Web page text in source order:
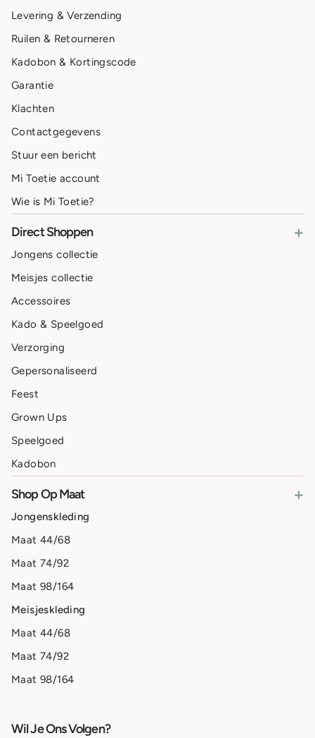
Levering & Verzending
Ruilen & Retourneren
Kadobon & Kortingscode
Garantie
Klachten
Contactgegevens
Stuur een bericht
Mi Toetie account
Wie is Mi Toetie?
Direct Shoppen +
Jongens collectie
Meisjes collectie
Accessoires
Kado & Speelgoed
Verzorging
Gepersonaliseerd
Feest
Grown Ups
Speelgoed
Kadobon
Shop Op Maat +
Jongenskleding
Maat 44/68
Maat 74/92
Maat 98/164
Meisjeskleding
Maat 44/68
Maat 74/92
Maat 98/164
Wil Je Ons Volgen?